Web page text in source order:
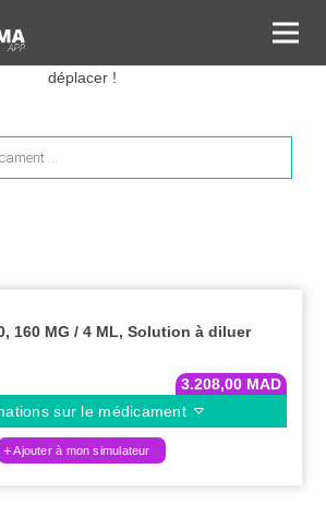
sur vos médicaments, leurs prix et
total de votre ordonnance, sans vous
déplacer !
160 MG / 4 ML, Solution à diluer
3.208,00 MAD
sur le médicament
Ajouter à mon simulateur